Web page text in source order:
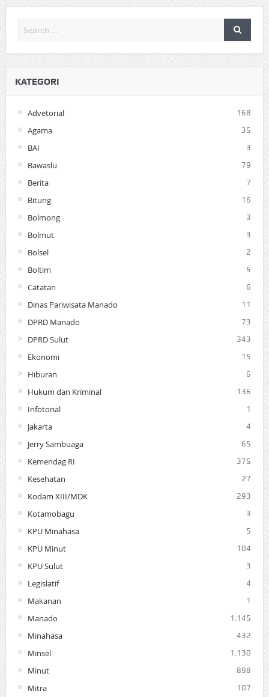
KATEGORI
Advetorial 168
Agama 35
BAI 3
Bawaslu 79
Berita 7
Bitung 16
Bolmong 3
Bolmut 3
Bolsel 2
Boltim 5
Catatan 6
Dinas Pariwisata Manado 11
DPRD Manado 73
DPRD Sulut 343
Ekonomi 15
Hiburan 6
Hukum dan Kriminal 136
Infotorial 1
Jakarta 4
Jerry Sambuaga 65
Kemendag RI 375
Kesehatan 27
Kodam XIII/MDK 293
Kotamobagu 3
KPU Minahasa 5
KPU Minut 104
KPU Sulut 3
Legislatif 4
Makanan 1
Manado 1.145
Minahasa 432
Minsel 1.130
Minut 898
Mitra 107